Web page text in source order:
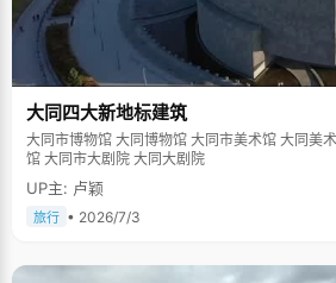
大同四大新地标建筑
大同市博物馆 大同博物馆 大同市美术馆 大同美术馆 大同市图书馆 大同图书
馆 大同市大剧院 大同大剧院
UP主: 卢颖
旅行 • 2026/7/3